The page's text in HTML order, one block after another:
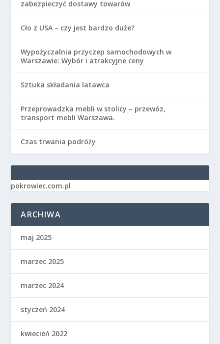
zabezpieczyć dostawy towarów
Cło z USA – czy jest bardzo duże?
Wypożyczalnia przyczep samochodowych w
Warszawie: Wybór i atrakcyjne ceny
Sztuka składania latawca
Przeprowadzka mebli w stolicy – przewóz,
transport mebli Warszawa.
Czas trwania podróży
pokrowiec.com.pl
ARCHIWA
maj 2025
marzec 2025
marzec 2024
styczeń 2024
kwiecień 2022